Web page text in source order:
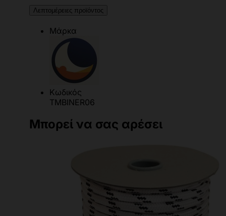
Λεπτομέρειες προϊόντος
Μάρκα
Κωδικός
TMBINER06
Μπορεί να σας αρέσει